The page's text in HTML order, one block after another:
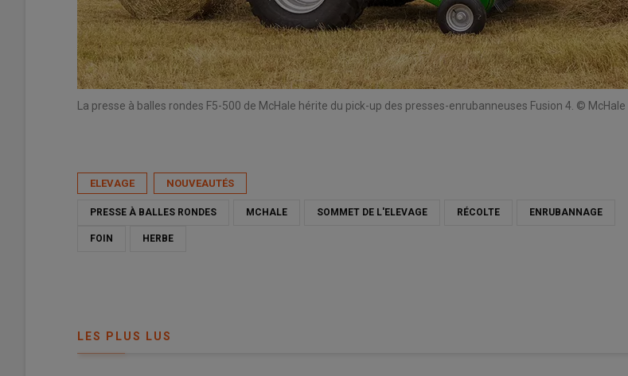
La presse à balles rondes F5-500 de McHale hérite du pick-up des presses-enrubanneuses Fusion 4. © McHale
ELEVAGE NOUVEAUTÉS
PRESSE À BALLES RONDES MCHALE SOMMET DE L'ELEVAGE RÉCOLTE ENRUBANNAGE
FOIN HERBE
LES PLUS LUS